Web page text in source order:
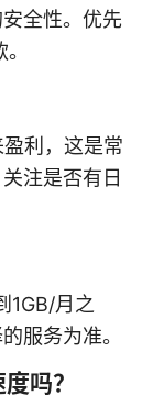
全性。优先
利，这是常
注是否有日
1GB/月之
服务为准。
吗？